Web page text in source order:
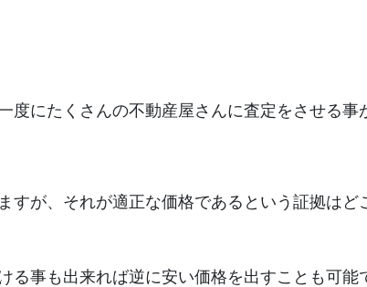
にたくさんの不動産屋さんに査定をさせる事
すが、それが適正な価格であるという証拠はど
事も出来れば逆に安い価格を出すことも可能